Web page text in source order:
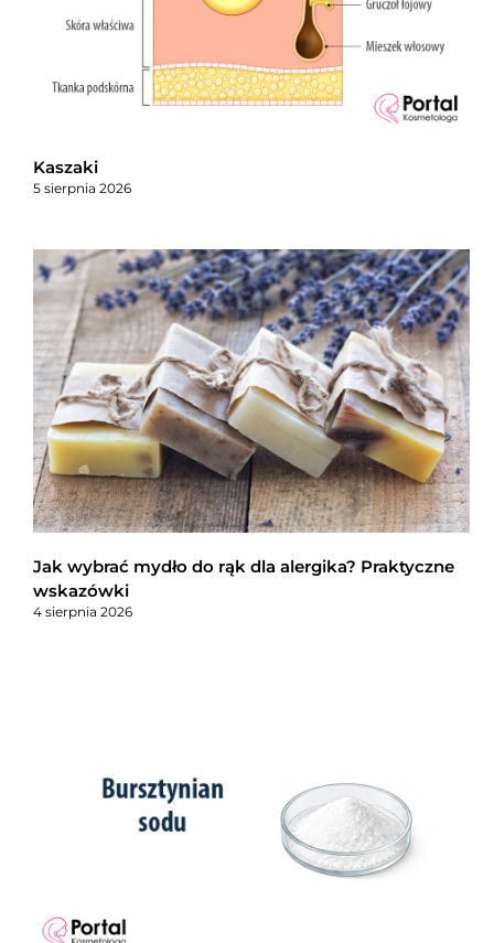
Kaszaki
5 sierpnia 2026
Jak wybrać mydło do rąk dla alergika? Praktyczne
wskazówki
4 sierpnia 2026